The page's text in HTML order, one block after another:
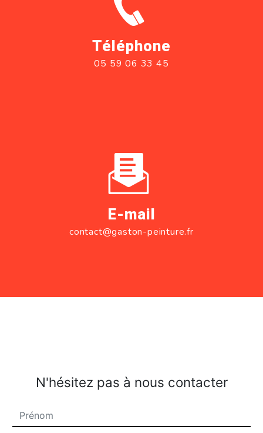
Téléphone
05 59 06 33 45
E-mail
contact@gaston-peinture.fr
N'hésitez pas à nous contacter